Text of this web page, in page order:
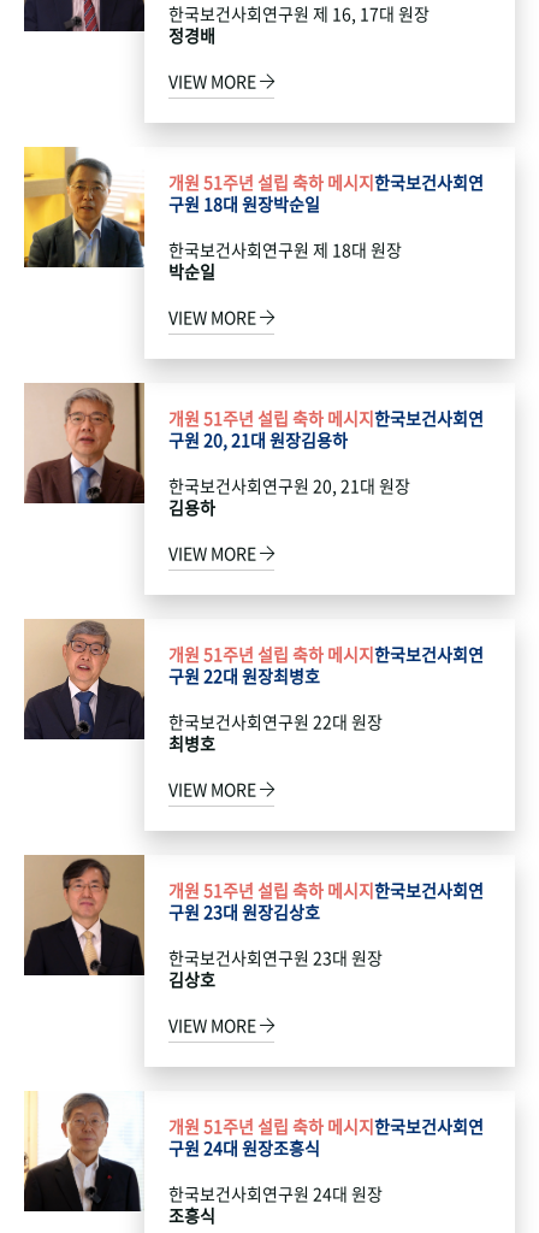
한국보건사회연구원 제 16, 17대 원장
정경배
VIEW MORE
개원 51주년 설립 축하 메시지한국보건사회연
구원 18대 원장박순일
한국보건사회연구원 제 18대 원장
박순일
VIEW MORE
개원 51주년 설립 축하 메시지한국보건사회연
구원 20, 21대 원장김용하
한국보건사회연구원 20, 21대 원장
김용하
VIEW MORE
개원 51주년 설립 축하 메시지한국보건사회연
구원 22대 원장최병호
한국보건사회연구원 22대 원장
최병호
VIEW MORE
개원 51주년 설립 축하 메시지한국보건사회연
구원 23대 원장김상호
한국보건사회연구원 23대 원장
김상호
VIEW MORE
개원 51주년 설립 축하 메시지한국보건사회연
구원 24대 원장조흥식
한국보건사회연구원 24대 원장
조흥식